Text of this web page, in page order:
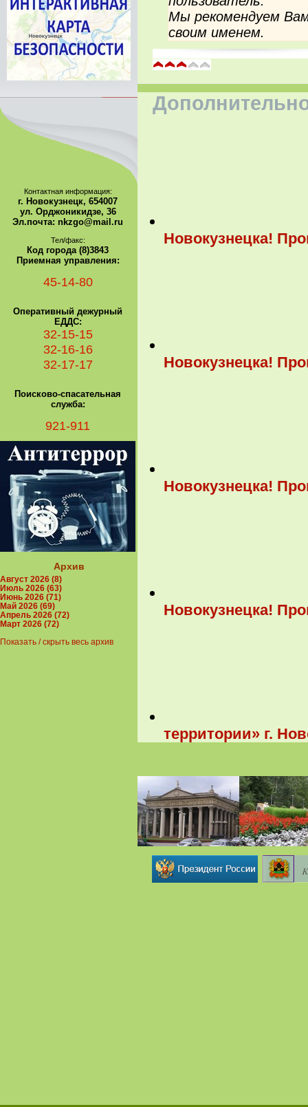
Мы рекомендуем
своим именем.
Новокузнецка!
Новокузнецка!
Новокузнецка!
Новокузнецка!
территории» г.
Контактная информация:
г. Новокузнецк, 654007
ул. Орджоникидзе, 36
Эл.почта: nkzgo@mail.ru
Тел/факс:
Код города (8)3843
Приемная управления:
45-14-80
Оперативный дежурный
ЕДДС:
32-15-15
32-16-16
32-17-17
Поисково-спасательная
служба:
921-911
Архив
Август 2026 (8)
Июль 2026 (63)
Июнь 2026 (71)
Май 2026 (69)
Апрель 2026 (72)
Март 2026 (72)
Показать / скрыть весь архив